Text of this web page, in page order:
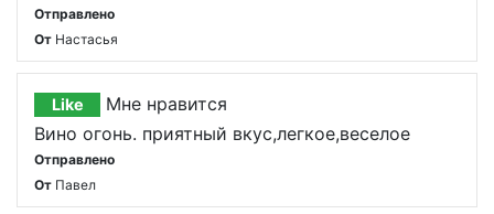
Отправлено
От Настасья
Like
Мне нравится
Вино огонь. приятный вкус,легкое,веселое
Отправлено
От Павел